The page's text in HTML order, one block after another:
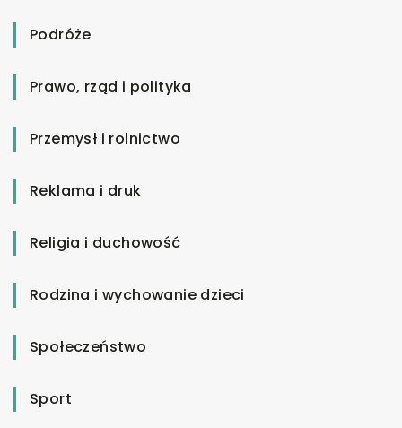
Podróże
Prawo, rząd i polityka
Przemysł i rolnictwo
Reklama i druk
Religia i duchowość
Rodzina i wychowanie dzieci
Społeczeństwo
Sport